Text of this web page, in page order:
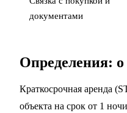
документами
Определения:
Краткосрочная аренда
объекта на срок от 1